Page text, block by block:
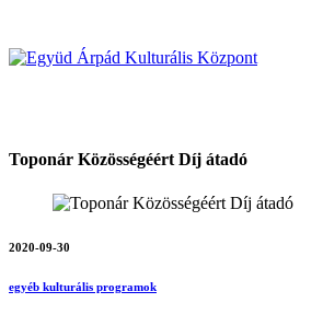
Toponár Közösségéért Díj átadó
2020-09-30
egyéb kulturális programok